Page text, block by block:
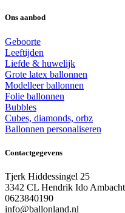
Ons aanbod
Geboorte
Leeftijden
Liefde & huwelijk
Grote latex ballonnen
Modelleer ballonnen
Folie ballonnen
Bubbles
Cubes, diamonds, orbz
Ballonnen personaliseren
Contactgegevens
Tjerk Hiddessingel 25
3342 CL Hendrik Ido Ambacht
0623840190
info@ballonland.nl